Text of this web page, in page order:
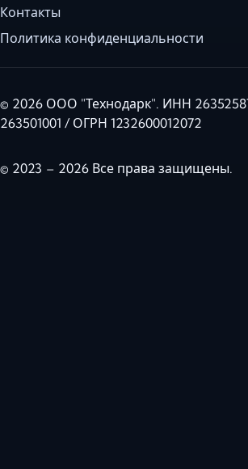
Контакты
Политика конфиденциальности
© 2026 ООО "Технодарк". ИНН
263501001 / ОГРН 1232600012072
© 2023 – 2026 Все права защищены.